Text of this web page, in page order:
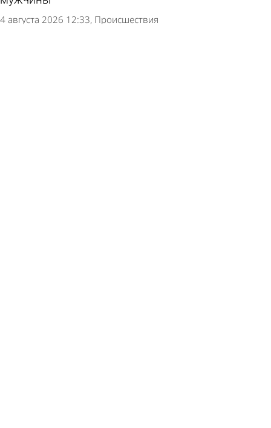
4 августа 2026 12:33 Происшествия